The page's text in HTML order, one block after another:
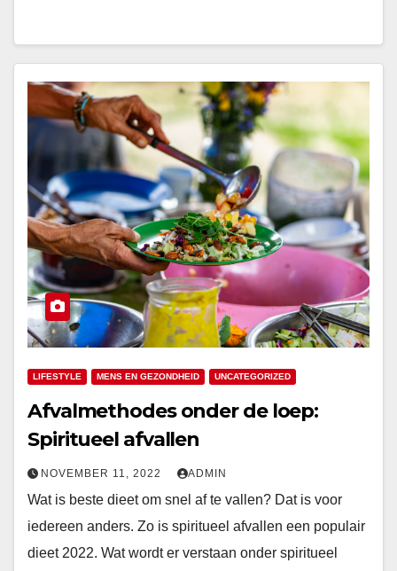
LIFESTYLE MENS EN GEZONDHEID UNCATEGORIZED
Afvalmethodes onder de loep:
Spiritueel afvallen
NOVEMBER 11, 2022 ADMIN
Wat is beste dieet om snel af te vallen? Dat is voor
iedereen anders. Zo is spiritueel afvallen een populair
dieet 2022. Wat wordt er verstaan onder spiritueel